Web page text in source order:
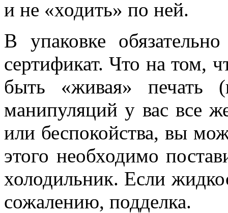
и не «ходить» по ней.
В упаковке
сертификат. Что на том,
быть «живая» печать
манипуляций у вас все
или беспокойства, вы
этого необходимо
холодильник. Если
сожалению, подделка.